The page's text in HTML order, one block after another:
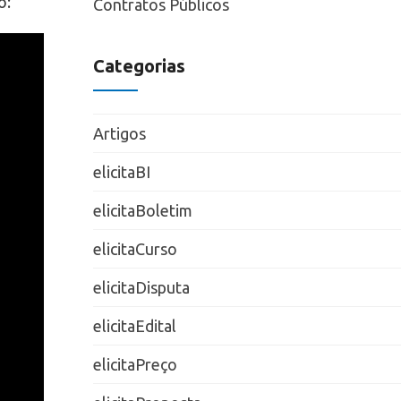
Contratos Públicos
Categorias
Artigos
elicitaBI
elicitaBoletim
elicitaCurso
elicitaDisputa
elicitaEdital
elicitaPreço